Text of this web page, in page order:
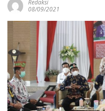
Redaksi
08/09/2021